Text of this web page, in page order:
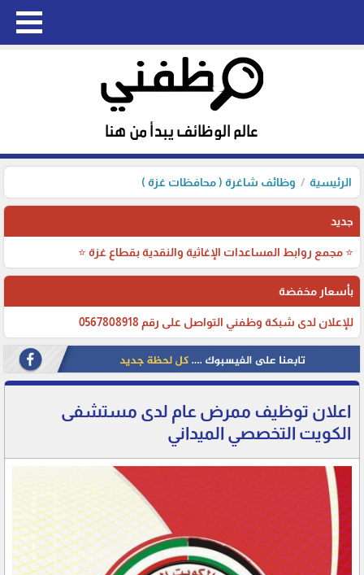
الرئيسية وظائف شاغرة ( محافظات غزة )
جديد
⭐ مجمع روابط المساعدات الإغاثية والنقدية بقطاع غزة ⭐
بأسعار مخفضة
للإعلان لدى شبكة وظفني التواصل على رقم 0567808918
اعلان توظيف ممرض عام لدى مستشفى
الكويت التخصصي الميداني